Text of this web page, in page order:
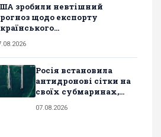
зробили невтішний
щодо експорту
Росія встановила
антидронові сітки на
своїх субмаринах,...
07.08.2026